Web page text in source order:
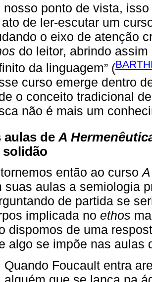
nosso ponto de vista,
ato de ler-escutar um
o eixo de atenção
do leitor, abrindo
da linguagem” (
curso emerge dentro
o conceito tradicional
não é mais um
aulas de A
solidão
então ao curso
suas aulas a semiologia
de partida se
implicada no ethos
dispomos de uma
algo se impõe nas aulas
Quando Foucault entra